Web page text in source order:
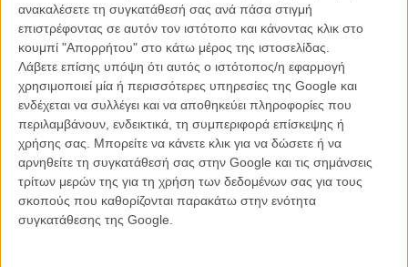
ανακαλέσετε τη συγκατάθεσή σας ανά πάσα στιγμή
επιστρέφοντας σε αυτόν τον ιστότοπο και κάνοντας κλικ στο
κουμπί "Απορρήτου" στο κάτω μέρος της ιστοσελίδας.
Λάβετε επίσης υπόψη ότι αυτός ο ιστότοπος/η εφαρμογή
χρησιμοποιεί μία ή περισσότερες υπηρεσίες της Google και
ενδέχεται να συλλέγει και να αποθηκεύει πληροφορίες που
περιλαμβάνουν, ενδεικτικά, τη συμπεριφορά επίσκεψης ή
χρήσης σας. Μπορείτε να κάνετε κλικ για να δώσετε ή να
αρνηθείτε τη συγκατάθεσή σας στην Google και τις σημάνσεις
τρίτων μερών της για τη χρήση των δεδομένων σας για τους
σκοπούς που καθορίζονται παρακάτω στην ενότητα
συγκατάθεσης της Google.
Εμα Στόουν«Ισες αμοιβές για ίσες δουλειές.»